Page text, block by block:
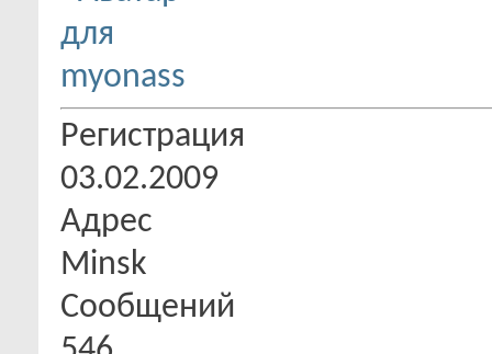
Регистрация
03.02.2009
Адрес
Minsk
Сообщений